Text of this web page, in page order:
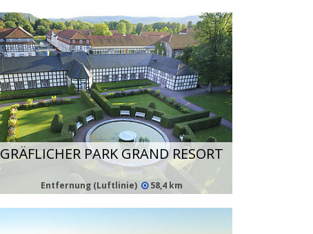
GRÄFLICHER PARK GRAND RESORT
Entfernung (Luftlinie) 58,4 km